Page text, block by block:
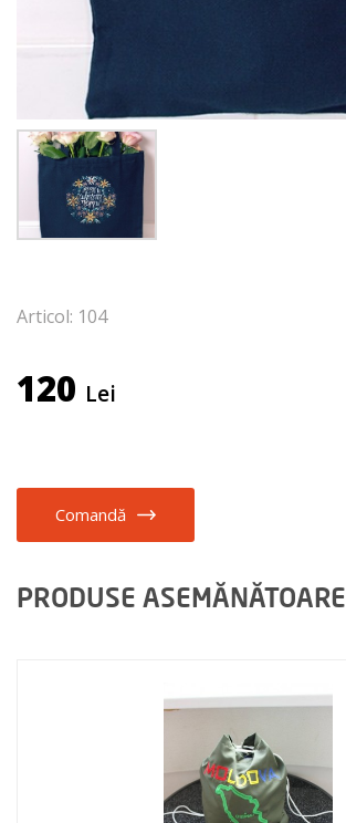
Articol: 104
120 Lei
Comandă
PRODUSE ASEMĂNĂTOARE